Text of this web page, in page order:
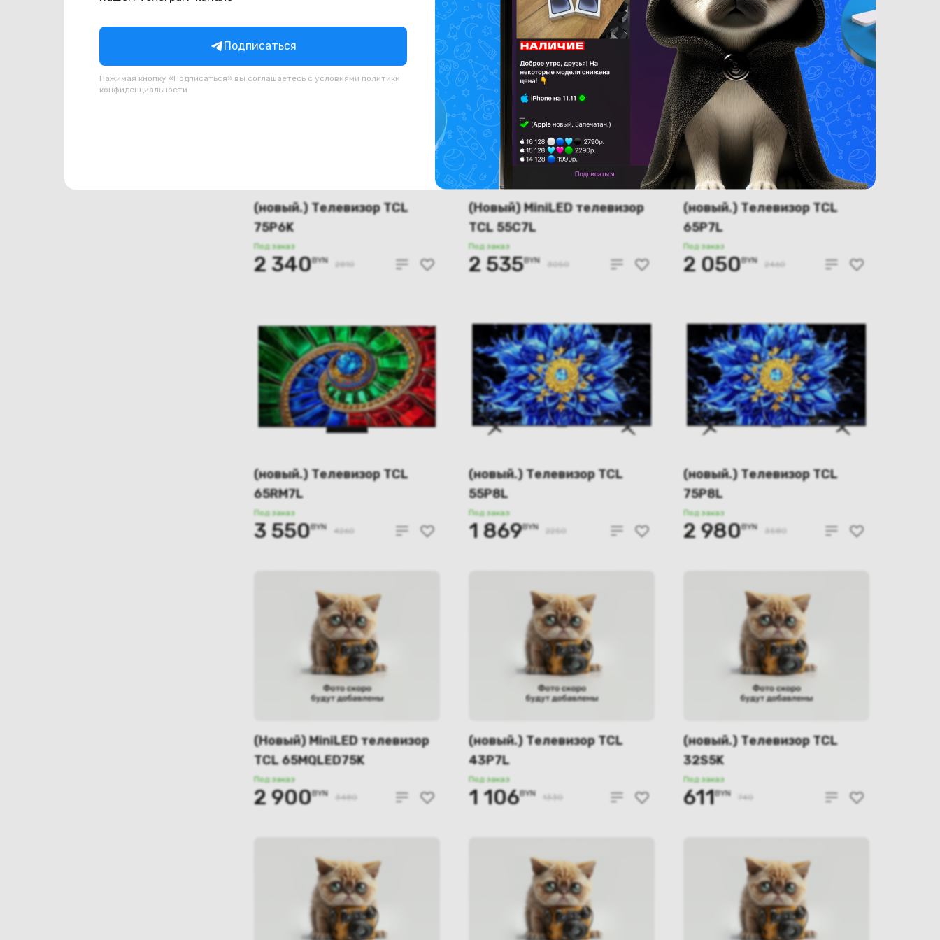
Подписаться
Нажимая кнопку «Подписаться» вы соглашаетесь с условиями политики
конфиденциальности
зеленый
Операционная система
Android
LG webOS
(новый.) Телевизор TCL
75P6K
Под заказ
2 340BYN 2810
(Новый) MiniLED телевизор
TCL 55C7L
Под заказ
2 535BYN 3050
(новый.) Телевизор TCL
65P7L
Под заказ
2 050BYN 2460
(новый.) Телевизор TCL
65RM7L
Под заказ
3 550BYN 4260
(новый.) Телевизор TCL
55P8L
Под заказ
1 869BYN 2250
(новый.) Телевизор TCL
75P8L
Под заказ
2 980BYN 3580
(Новый) MiniLED телевизор
TCL 65MQLED75K
Под заказ
2 900BYN 3480
(новый.) Телевизор TCL
43P7L
Под заказ
1 106BYN 1330
(новый.) Телевизор TCL
32S5K
Под заказ
611BYN 740